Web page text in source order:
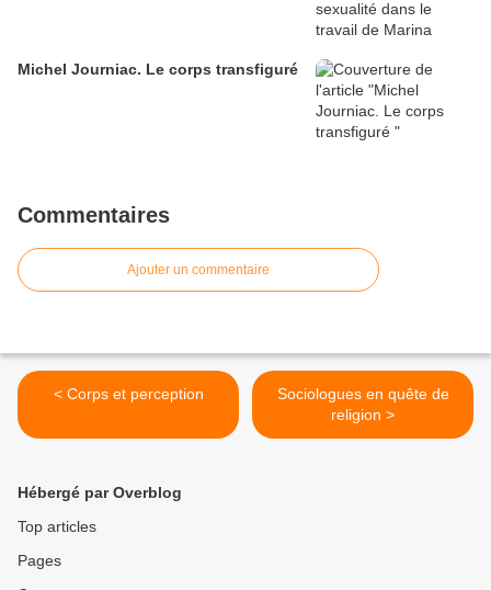
Michel Journiac. Le corps transfiguré
Commentaires
Ajouter un commentaire
< Corps et perception
Sociologues en quête de
religion >
Hébergé par Overblog
Top articles
Pages